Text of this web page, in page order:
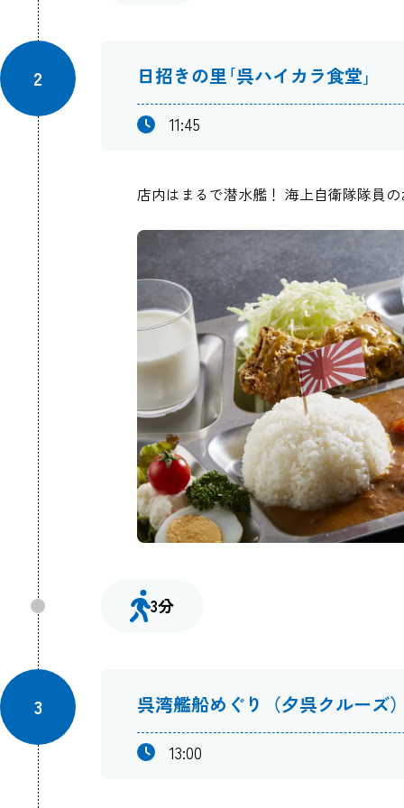
2 日招きの里｢呉ハイカラ食堂｣
11:45
店内はまるで潜水艦！ 海上自衛隊隊員
3分
3 呉湾艦船めぐり（夕呉クルーズ
13:00